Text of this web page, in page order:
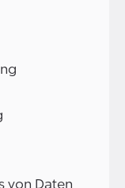
von Daten